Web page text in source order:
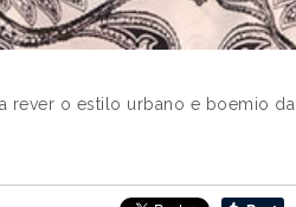
rever o estilo urbano e boemio da